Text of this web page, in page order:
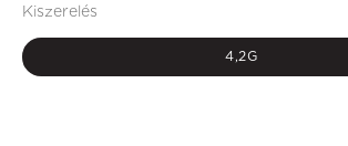
Kiszerelés
4,2G